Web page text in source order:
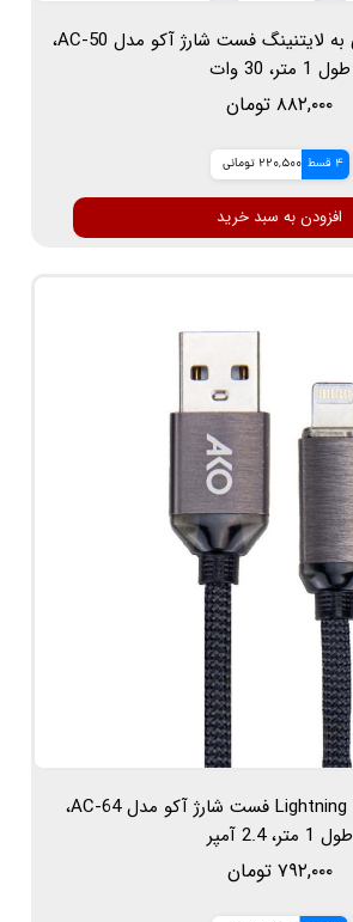
کابل تبدیل تایپ سی به لایتنینگ فست شارژ آکو مدل AC-50،
طول 1 متر، 30 وات
۸۸۲,۰۰۰ تومان
4 قسط 220,500 تومانی
افزودن به سبد خرید
کابل تبدیل USB به Lightning فست شارژ آکو مدل AC-64،
طول 1 متر، 2.4 آمپر
۷۹۲,۰۰۰ تومان